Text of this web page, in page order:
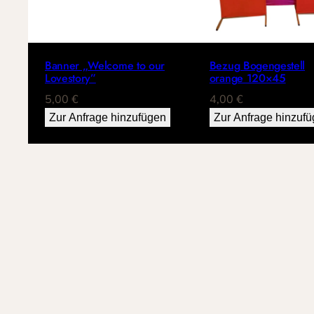
Banner „Welcome to our
Lovestory”
5,00 €
Zur Anfrage hinzufügen
Bezug Bogengestell
orange 120×45
4,00 €
Zur Anfrage